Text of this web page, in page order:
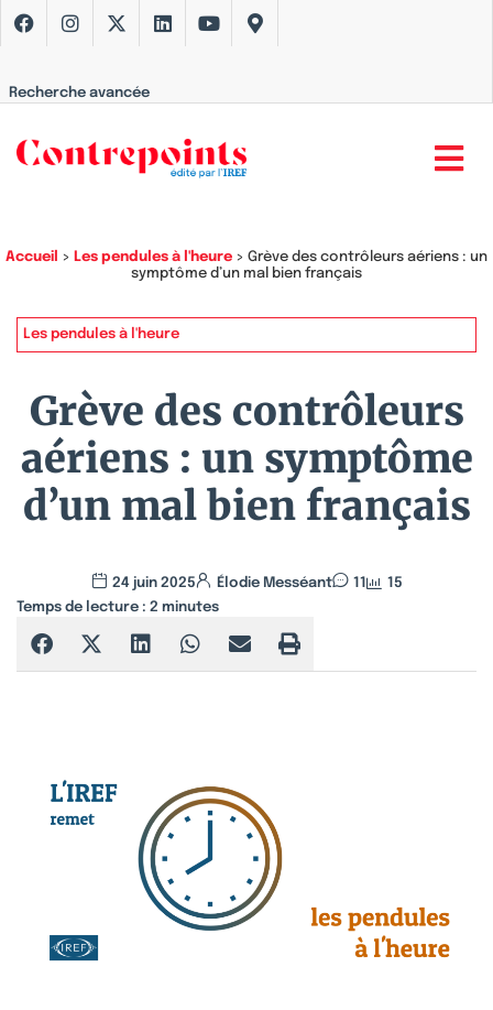
Recherche avancée
Accueil > Les pendules à l'heure > Grève des contrôleurs aériens : un
symptôme d’un mal bien français
Les pendules à l'heure
Grève des contrôleurs
aériens : un symptôme
d’un mal bien français
24 juin 2025 Élodie Messéant 11
15
Temps de lecture : 2 minutes